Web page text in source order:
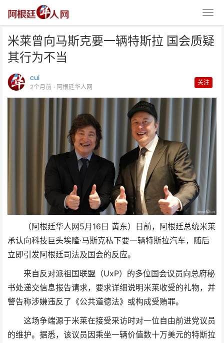
米莱曾向马斯克要一辆特斯拉 国会质疑
其行为不当
cui
2个月前 · 阿根廷华人网
关注
（阿根廷华人网5月16日 黄东）日前，阿根廷总统米莱
承认向科技巨头埃隆·马斯克私下要一辆特斯拉汽车，随后
立即引发阿根廷司法及国会的反应。
来自反对派祖国联盟（UxP）的多位国会议员向总府秘
书处递交信息报告请求，要求详细说明米莱收受的礼物，并
警告称涉嫌违反了《公共道德法》或构成受贿罪。
这场争端源于米莱在接受采访时对一位自由前进党议员
的维护。据悉，该议员因乘坐一辆价值数十万美元的特斯拉
米莱曾向马斯克要一辆特斯拉 国
会质疑其行为不当